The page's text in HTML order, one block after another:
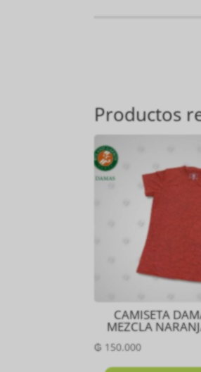
Productos
CAMISETA
MEZCLA
₲ 150.000